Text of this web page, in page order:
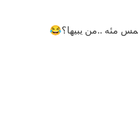
مئه ..من يبيها؟😂